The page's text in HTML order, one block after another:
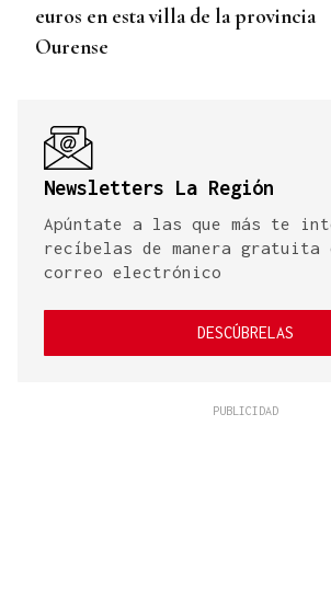
euros en esta villa de la provincia
Ourense
Newsletters La Región
Apúntate a las que más te
recíbelas de manera gratuita
correo electrónico
DESCÚBRELAS